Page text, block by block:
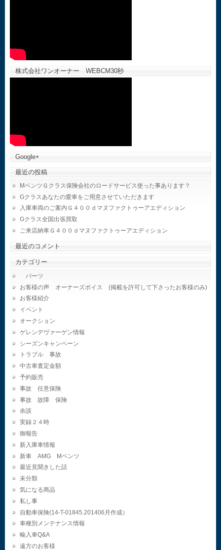
株式会社ワンオーナー WEBCM30秒
Google+
最近の投稿
MベンツＧクラス保険会社のロードサービス使った事あります？
Gクラスあなたの愛車をご用意させていただきます
入庫車両のご案内Ｇ４００ｄマヌファクトゥーアエディション
Gクラス全国出張買取
ご来店納車Ｇ４００ｄマヌファクトゥーアエディション
最近のコメント
カテゴリー
パーツ
お客様の声 オーナーズボイス (掲載を許可して下さったお客様のみ)
お客様紹介
イベント
オークション
ゲレンデヴァーゲン情報
シーズンキャンペーン
トラブル 事故
中古車査定金額
予約販売
事故 任意保険
事故 故障 保険
余談
実録２４時
御報告
新入庫車情報
新車 AMG Mベンツ
最近見聞きした話
未分類
気になる商品
私し事
自動車保険(14-T-01845.201406月作成）
車種別メンテナンス情報
輸入車Q&A
遠方のお客様